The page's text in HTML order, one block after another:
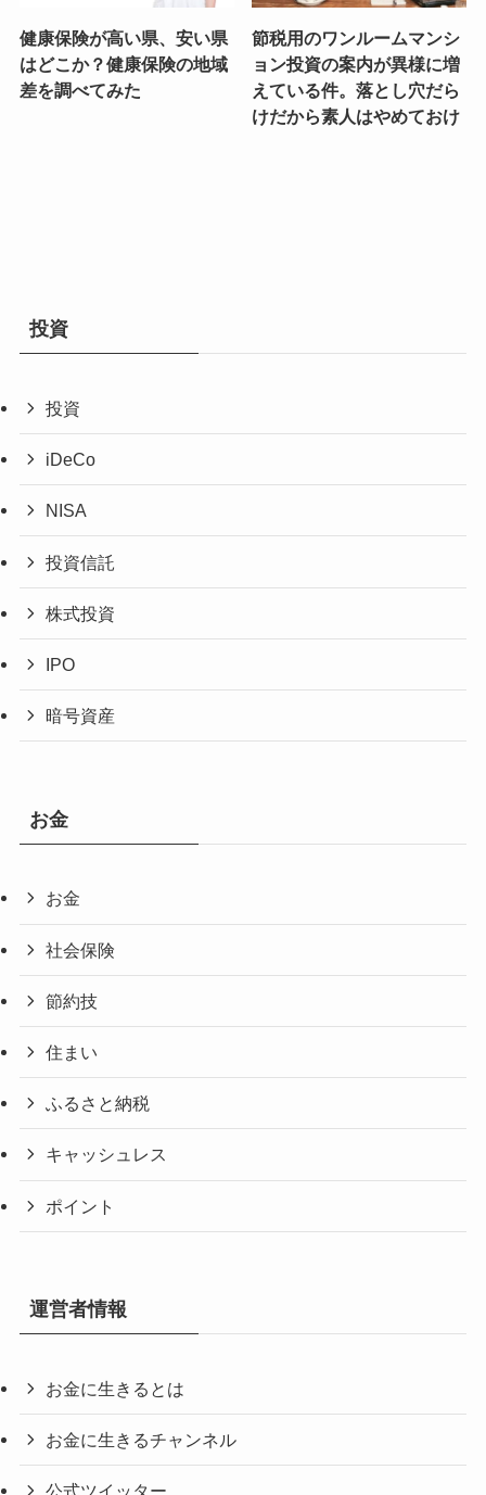
健康保険が高い県、安い県
はどこか？健康保険の地域
差を調べてみた
節税用のワンルームマンシ
ョン投資の案内が異様に増
えている件。落とし穴だら
けだから素人はやめておけ
投資
投資
iDeCo
NISA
投資信託
株式投資
IPO
暗号資産
お金
お金
社会保険
節約技
住まい
ふるさと納税
キャッシュレス
ポイント
運営者情報
お金に生きるとは
お金に生きるチャンネル
公式ツイッター